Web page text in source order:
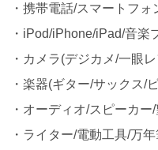
・携帯電話/スマートフォ
・iPod/iPhone/iPad/音楽
・カメラ(デジカメ/一眼
・楽器(ギター/サックス/
・オーディオ/スピーカー
・ライター/電動工具/万